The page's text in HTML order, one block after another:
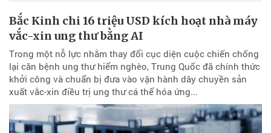
Bắc Kinh chi 16 triệu USD kích hoạt nhà máy
vắc-xin ung thư bằng AI
Trong một nỗ lực nhằm thay đổi cục diện cuộc chiến chống
lại căn bệnh ung thư hiểm nghèo, Trung Quốc đã chính thức
khởi công và chuẩn bị đưa vào vận hành dây chuyền sản
xuất vắc-xin điều trị ung thư cá thể hóa ứng...